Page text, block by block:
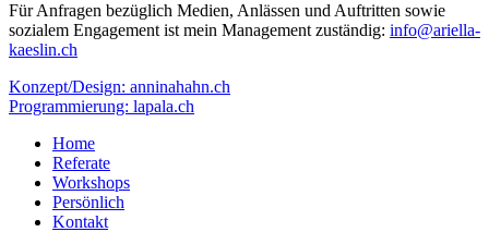
Für Anfragen bezüglich Medien, Anlässen und Auftritten sowie
sozialem Engagement ist mein Management zuständig: info@ariella-
kaeslin.ch
Konzept/Design: anninahahn.ch
Programmierung: lapala.ch
Home
Referate
Workshops
Persönlich
Kontakt